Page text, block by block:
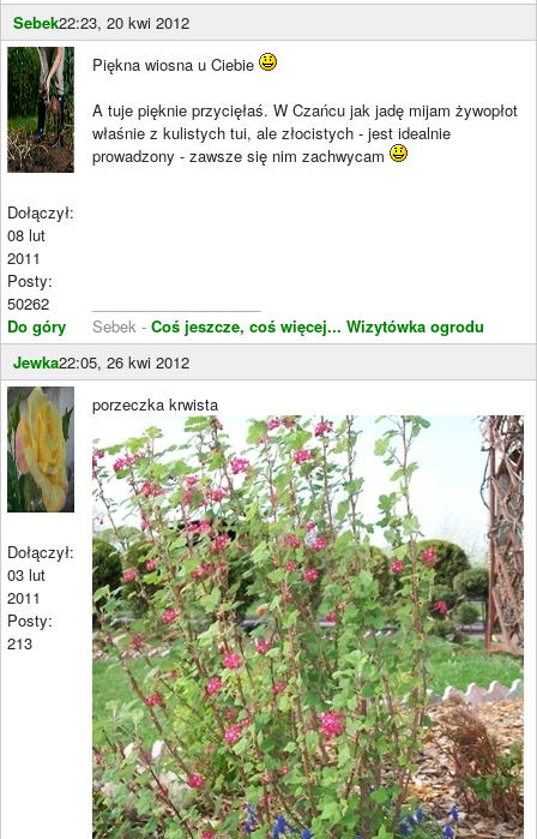
Sebek22:23, 20 kwi 2012
Dołączył:
08 lut
2011
Posty:
50262
Do góry
Piękna wiosna u Ciebie
A tuje pięknie przycięłaś. W Czańcu jak jadę mijam żywopłot
właśnie z kulistych tui, ale złocistych - jest idealnie
prowadzony - zawsze się nim zachwycam
Sebek - Coś jeszcze, coś więcej... Wizytówka ogrodu
Jewka22:05, 26 kwi 2012
Dołączył:
03 lut
2011
Posty:
213
porzeczka krwista